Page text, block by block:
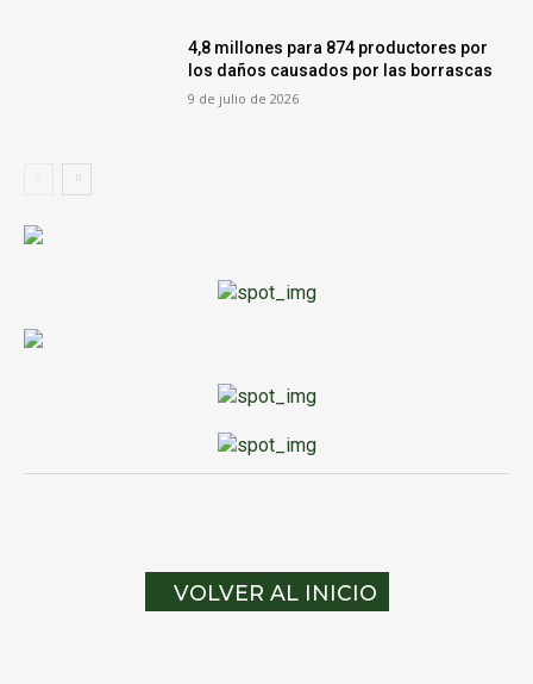
4,8 millones para 874 productores por
los daños causados por las borrascas
9 de julio de 2026
VOLVER AL INICIO